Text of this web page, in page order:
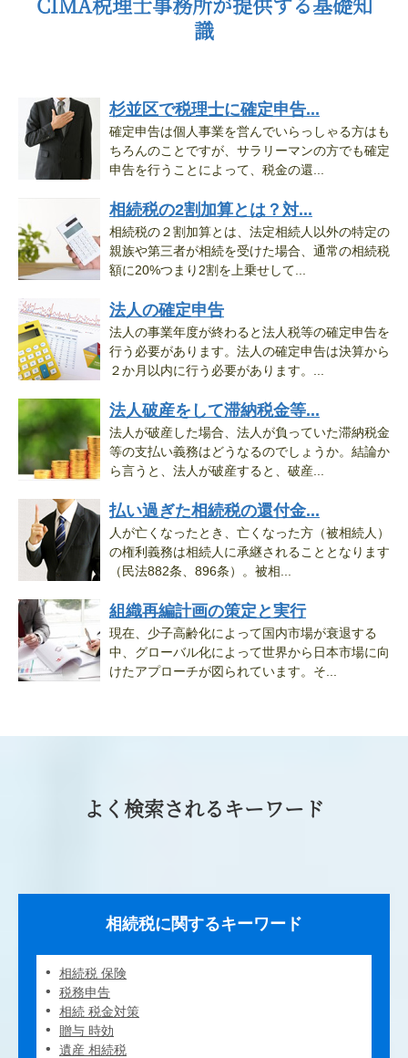
識
杉並区で税理士に確定申告...
確定申告は個人事業を営んでいらっしゃる方はも
ちろんのことですが、サラリーマンの方でも確定
申告を行うことによって、税金の還...
相続税の2割加算とは？対...
相続税の２割加算とは、法定相続人以外の特定の
親族や第三者が相続を受けた場合、通常の相続税
額に20%つまり2割を上乗せして...
法人の確定申告
法人の事業年度が終わると法人税等の確定申告を
行う必要があります。法人の確定申告は決算から
２か月以内に行う必要があります。...
法人破産をして滞納税金等...
法人が破産した場合、法人が負っていた滞納税金
等の支払い義務はどうなるのでしょうか。結論か
ら言うと、法人が破産すると、破産...
払い過ぎた相続税の還付金...
人が亡くなったとき、亡くなった方（被相続人）
の権利義務は相続人に承継されることとなります
（民法882条、896条）。被相...
組織再編計画の策定と実行
現在、少子高齢化によって国内市場が衰退する
中、グローバル化によって世界から日本市場に向
けたアプローチが図られています。そ...
よく検索されるキーワード
相続税に関するキーワード
相続税 保険
税務申告
相続 税金対策
贈与 時効
遺産 相続税